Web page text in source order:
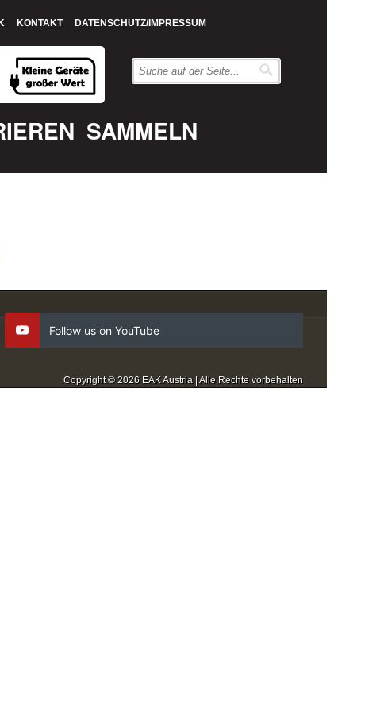
KONTAKT DATENSCHUTZ/IMPRESSUM
SAMMELN
Follow us on YouTube
Copyright © 2026 EAK Austria | Alle Rechte vorbehalten